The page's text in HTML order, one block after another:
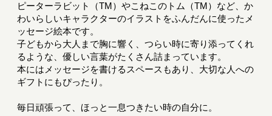
ピーターラビット（TM）やこねこのトム（TM）など、か
わいらしいキャラクターのイラストをふんだんに使ったメ
ッセージ絵本です。
子どもから大人まで胸に響く、つらい時に寄り添ってくれ
るような、優しい言葉がたくさん詰まっています。
本にはメッセージを書けるスペースもあり、大切な人への
ギフトにもぴったり。
毎日頑張って、ほっと一息つきたい時の自分に。